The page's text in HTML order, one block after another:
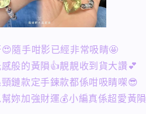
隨手咁影已經非常吸睛🤩
般的黃隕👍靚靚收到貨大讚💕
鏈款定手鍊款都係咁吸睛㗎😎
妳加強財運💰小編真係超愛黃隕